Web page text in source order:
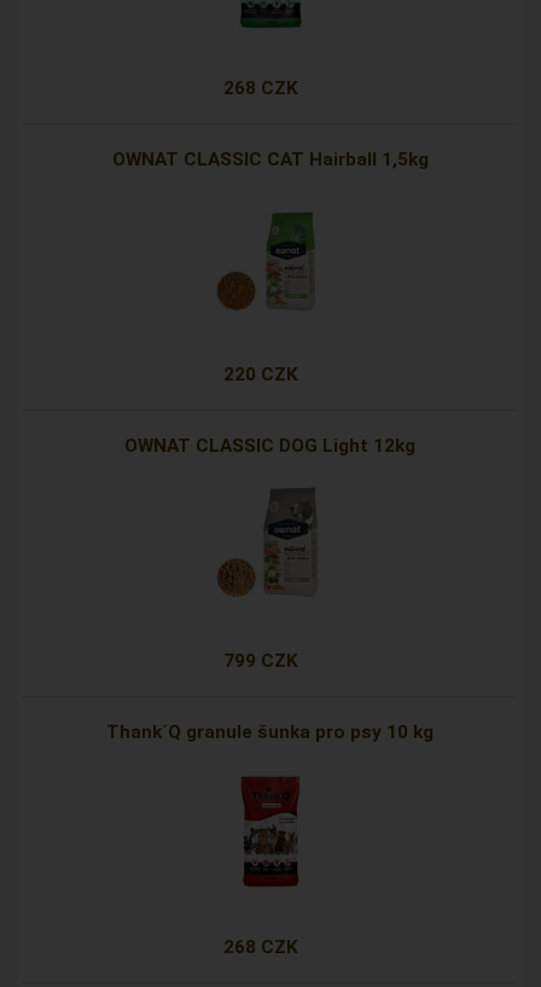
268 CZK
OWNAT CLASSIC CAT Hairball 1,5kg
220 CZK
OWNAT CLASSIC DOG Light 12kg
799 CZK
Thank´Q granule šunka pro psy 10 kg
268 CZK